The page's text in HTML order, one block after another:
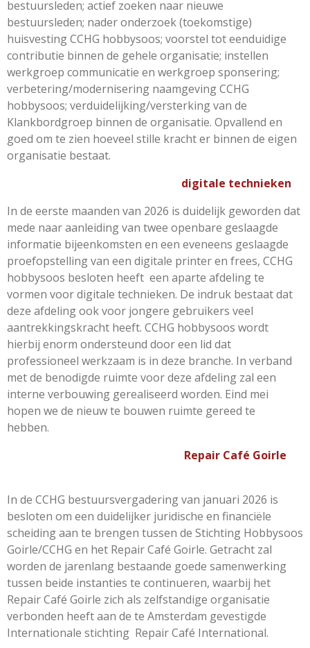
bestuursleden; actief zoeken naar nieuwe
bestuursleden; nader onderzoek (toekomstige)
huisvesting CCHG hobbysoos; voorstel tot eenduidige
contributie binnen de gehele organisatie; instellen
werkgroep communicatie en werkgroep sponsering;
verbetering/modernisering naamgeving CCHG
hobbysoos; verduidelijking/versterking van de
Klankbordgroep binnen de organisatie. Opvallend en
goed om te zien hoeveel stille kracht er binnen de eigen
organisatie bestaat.
digitale technieken
In de eerste maanden van 2026 is duidelijk geworden dat
mede naar aanleiding van twee openbare geslaagde
informatie bijeenkomsten en een eveneens geslaagde
proefopstelling van een digitale printer en frees, CCHG
hobbysoos besloten heeft een aparte afdeling te
vormen voor digitale technieken. De indruk bestaat dat
deze afdeling ook voor jongere gebruikers veel
aantrekkingskracht heeft. CCHG hobbysoos wordt
hierbij enorm ondersteund door een lid dat
professioneel werkzaam is in deze branche. In verband
met de benodigde ruimte voor deze afdeling zal een
interne verbouwing gerealiseerd worden. Eind mei
hopen we de nieuw te bouwen ruimte gereed te
hebben.
Repair Café Goirle
In de CCHG bestuursvergadering van januari 2026 is
besloten om een duidelijker juridische en financiële
scheiding aan te brengen tussen de Stichting Hobbysoos
Goirle/CCHG en het Repair Café Goirle. Getracht zal
worden de jarenlang bestaande goede samenwerking
tussen beide instanties te continueren, waarbij het
Repair Café Goirle zich als zelfstandige organisatie
verbonden heeft aan de te Amsterdam gevestigde
Internationale stichting Repair Café International.